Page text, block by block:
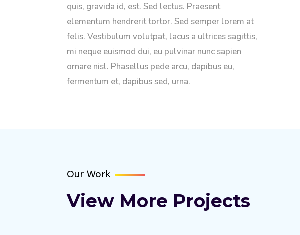
quis, gravida id, est. Sed lectus. Praesent
elementum hendrerit tortor. Sed semper lorem at
felis. Vestibulum volutpat, lacus a ultrices sagittis,
mi neque euismod dui, eu pulvinar nunc sapien
ornare nisl. Phasellus pede arcu, dapibus eu,
fermentum et, dapibus sed, urna.
Our Work
View More Projects